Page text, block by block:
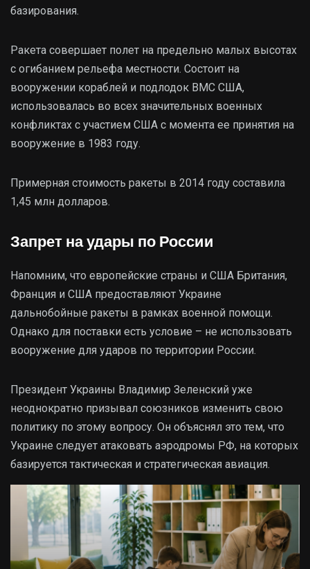
базирования.
Ракета совершает полет на предельно малых высотах
с огибанием рельефа местности. Состоит на
вооружении кораблей и подлодок ВМС США,
использовалась во всех значительных военных
конфликтах с участием США с момента ее принятия на
вооружение в 1983 году.
Примерная стоимость ракеты в 2014 году составила
1,45 млн долларов.
Запрет на удары по России
Напомним, что европейские страны и США Британия,
Франция и США предоставляют Украине
дальнобойные ракеты в рамках военной помощи.
Однако для поставки есть условие – не использовать
вооружение для ударов по территории России.
Президент Украины Владимир Зеленский уже
неоднократно призывал союзников изменить свою
политику по этому вопросу. Он объяснял это тем, что
Украине следует атаковать аэродромы РФ, на которых
базируется тактическая и стратегическая авиация.